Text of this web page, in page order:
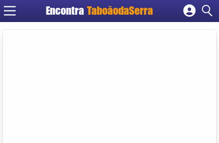
Encontra TaboãodaSerra
Cadastrar empresa